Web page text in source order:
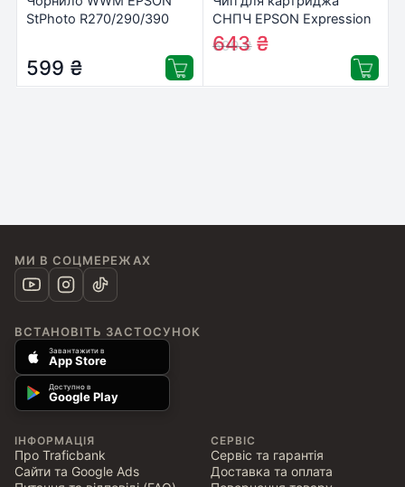
StPhoto R270/290/390
599 ₴
СНПЧ EPSON Expression
Home XP-313/XP-413
WWM (CH.0267)
699₴
643₴
МИ В СОЦМЕРЕЖАХ
ВСТАНОВІТЬ ЗАСТОСУНОК
Завантажити в
App Store
Доступно в
Google Play
ІНФОРМАЦІЯ
Про Traficbank
Сайти та Google Ads
СЕРВІС
Сервіс та гарантія
Доставка та оплата